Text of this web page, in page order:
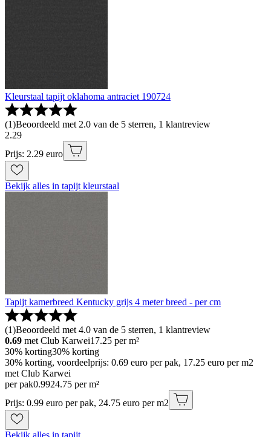
Kleurstaal tapijt oklahoma antraciet 190724
(1)Beoordeeld met 2.0 van de 5 sterren, 1 klantreview
2.29
Prijs: 2.29 euro
Bekijk alles in tapijt kleurstaal
Tapijt kamerbreed Kentucky grijs 4 meter breed - per cm
(1)Beoordeeld met 4.0 van de 5 sterren, 1 klantreview
0.69 met Club Karwei17.25 per m²
30% korting30% korting
30% korting, voordeelprijs: 0.69 euro per pak, 17.25 euro per m2
met Club Karwei
per pak0.9924.75 per m²
Prijs: 0.99 euro per pak, 24.75 euro per m2